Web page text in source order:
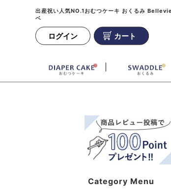
出産祝い人気NO.1おむつケーキ おくるみ
ベ
ログイン カート
Category Menu